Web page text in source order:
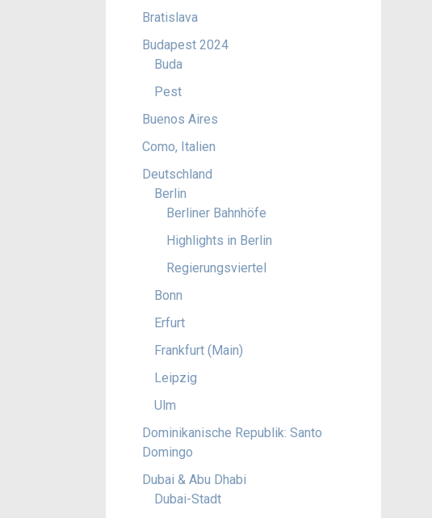
Bratislava
Budapest 2024
Buda
Pest
Buenos Aires
Como, Italien
Deutschland
Berlin
Berliner Bahnhöfe
Highlights in Berlin
Regierungsviertel
Bonn
Erfurt
Frankfurt (Main)
Leipzig
Ulm
Dominikanische Republik: Santo
Domingo
Dubai & Abu Dhabi
Dubai-Stadt